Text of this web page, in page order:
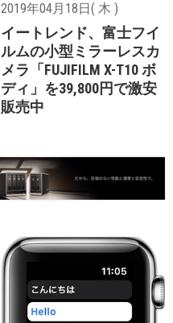
2019年04月18日( 木 )
イートレンド、富士フイ
ルムの小型ミラーレスカ
メラ「FUJIFILM X-T10 ボ
ディ」を39,800円で激安
販売中